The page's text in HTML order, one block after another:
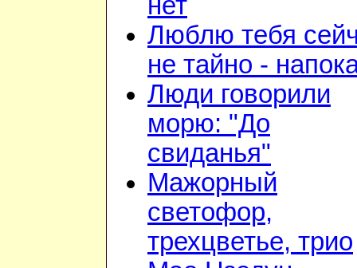
нет
Люблю тебя
не тайно -
Люди говорили
морю: "До
свиданья"
Мажорный
светофор,
трехцветье, трио